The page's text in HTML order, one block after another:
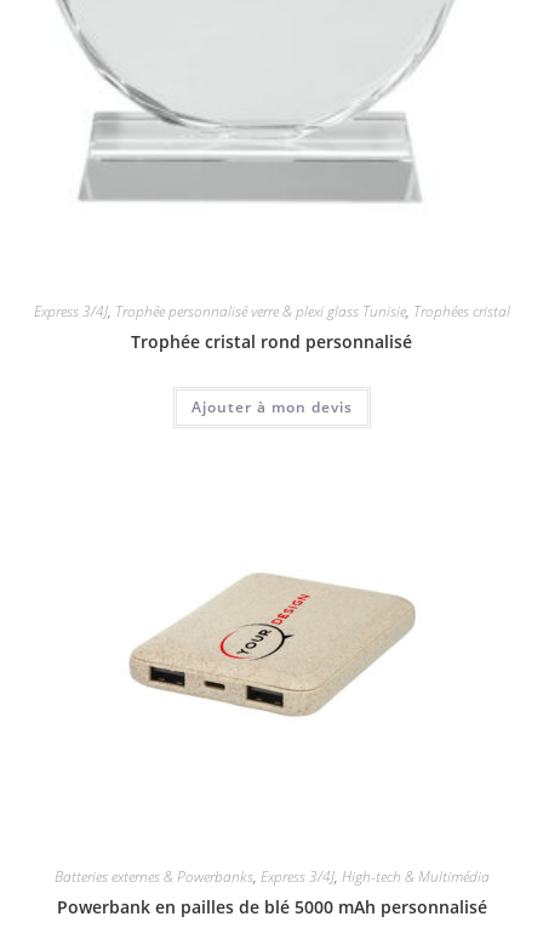
Express 3/4J, Trophée personnalisé verre & plexi glass Tunisie, Trophées cristal
Trophée cristal rond personnalisé
Ajouter à mon devis
Batteries externes & Powerbanks, Express 3/4J, High-tech & Multimédia
Powerbank en pailles de blé 5000 mAh personnalisé